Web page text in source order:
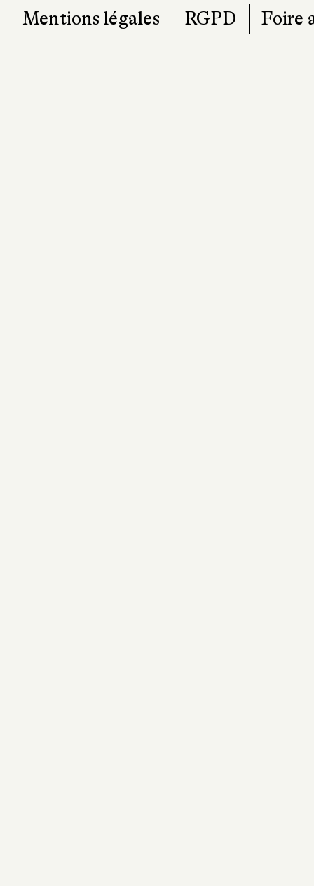
Mentions légales RGPD Foire